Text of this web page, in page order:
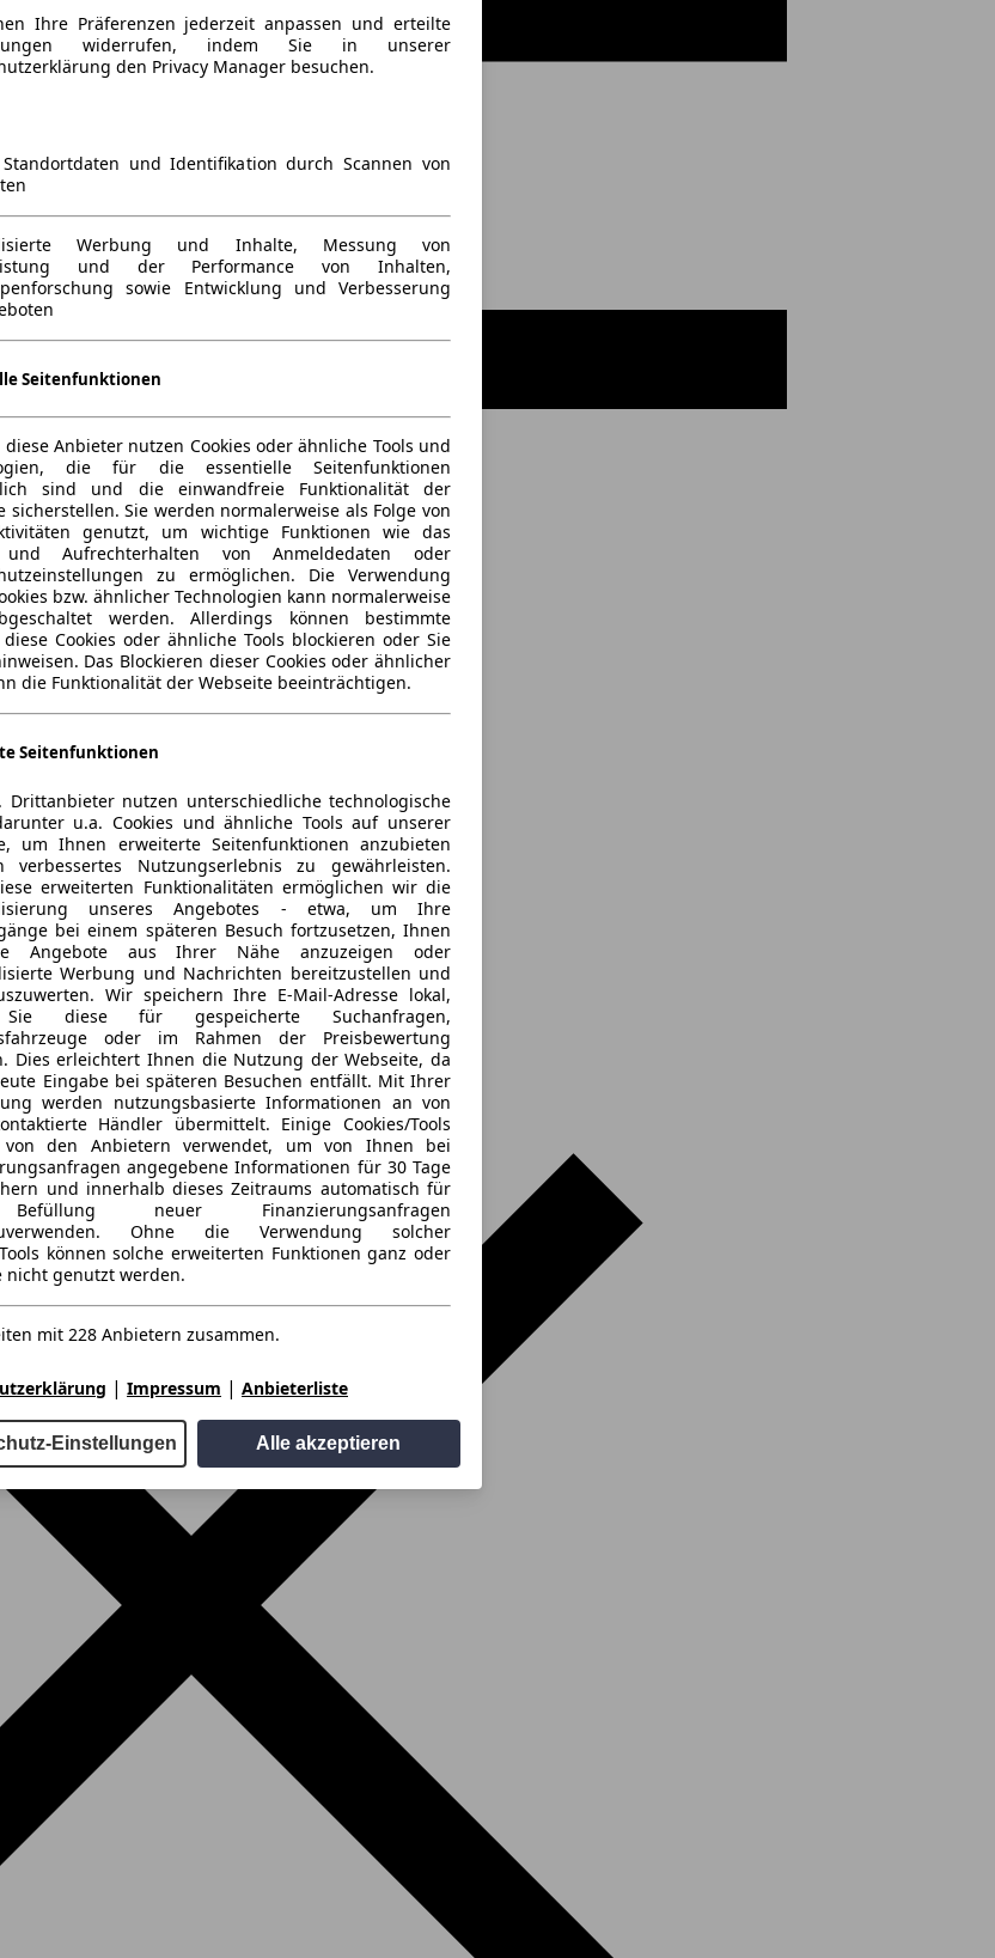
Ihre Präferenzen jederzeit anpassen und erteilte
widerrufen, indem Sie in unserer
den Privacy Manager besuchen.
Standortdaten und Identifikation durch Scannen von
Werbung und Inhalte, Messung von
und der Performance von Inhalten,
sowie Entwicklung und Verbesserung
Seitenfunktionen
diese Anbieter nutzen Cookies oder ähnliche Tools und
die für die essentielle Seitenfunktionen
sind und die einwandfreie Funktionalität der
sicherstellen. Sie werden normalerweise als Folge von
genutzt, um wichtige Funktionen wie das
und Aufrechterhalten von Anmeldedaten oder
zu ermöglichen. Die Verwendung
bzw. ähnlicher Technologien kann normalerweise
werden. Allerdings können bestimmte
diese Cookies oder ähnliche Tools blockieren oder Sie
Das Blockieren dieser Cookies oder ähnlicher
die Funktionalität der Webseite beeinträchtigen.
Seitenfunktionen
Drittanbieter nutzen unterschiedliche technologische
u.a. Cookies und ähnliche Tools auf unserer
um Ihnen erweiterte Seitenfunktionen anzubieten
verbessertes Nutzungserlebnis zu gewährleisten.
erweiterten Funktionalitäten ermöglichen wir die
unseres Angebotes - etwa, um Ihre
bei einem späteren Besuch fortzusetzen, Ihnen
Angebote aus Ihrer Nähe anzuzeigen oder
Werbung und Nachrichten bereitzustellen und
Wir speichern Ihre E-Mail-Adresse lokal,
diese für gespeicherte Suchanfragen,
oder im Rahmen der Preisbewertung
Dies erleichtert Ihnen die Nutzung der Webseite, da
Eingabe bei späteren Besuchen entfällt. Mit Ihrer
werden nutzungsbasierte Informationen an von
Händler übermittelt. Einige Cookies/Tools
von den Anbietern verwendet, um von Ihnen bei
angegebene Informationen für 30 Tage
und innerhalb dieses Zeitraums automatisch für
neuer Finanzierungsanfragen
Ohne die Verwendung solcher
können solche erweiterten Funktionen ganz oder
nicht genutzt werden.
mit 228 Anbietern zusammen.
| Impressum | Anbieterliste
Einstellungen Alle akzeptieren